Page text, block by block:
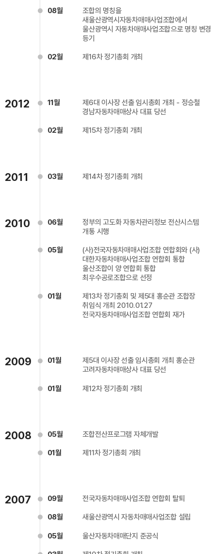
08월
조합의 명칭을
새울산광역시자동차매매사업조합에서
울산광역시 자동차매매사업조합으로 명칭 변경
등기
02월 제16차 정기총회 개최
2012 11월
제6대 이사장 선출 임시총회 개최 - 정승철
경남자동차매매상사 대표 당선
02월 제15차 정기총회 개최
2011 03월 제14차 정기총회 개최
2010 06월
정부의 고도화 자동차관리정보 전산시스템
개통 시행
05월
(사)전국자동차매매사업조합 연합회와 (사)
대한자동차매매사업조합 연합회 통합
울산조합이 양 연합회 통합
최우수공로조합으로 선정
01월
제13차 정기총회 및 제5대 홍순관 조합장
취임식 개최 2010.01.27
전국자동차매매사업조합 연합회 재가
2009 01월
제5대 이사장 선출 임시총회 개최 홍순관
고려자동차매매상사 대표 당선
01월 제12차 정기총회 개최
2008 05월 조합전산프로그램 자체개발
01월 제11차 정기총회 개최
2007 09월 전국자동차매매사업조합 연합회 탈퇴
08월 새울산광역시 자동차매매사업조합 설립
05월 울산자동차매매단지 준공식